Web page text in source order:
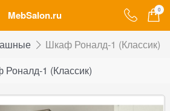
MebSalon.ru 0
Шкаф Роналд-1 (Классик)
1 (Классик)